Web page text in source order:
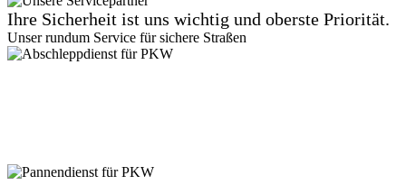
Ihre Sicherheit ist uns wichtig und oberste Priorität.
Unser rundum Service für sichere Straßen